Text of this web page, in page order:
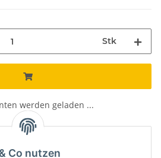
Stk
werden geladen ...
Co nutzen